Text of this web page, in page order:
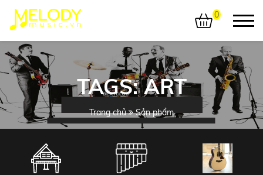
0
TAGS: ART
Trang chủ Sản phẩm